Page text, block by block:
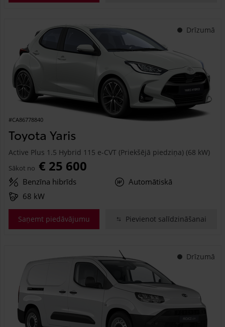
Drīzumā
#CA86778840
Toyota Yaris
Active Plus 1.5 Hybrid 115 e-CVT (Priekšējā piedziņa) (68 kW)
Sākot no € 25 600
Benzīna hibrīds
Automātiskā
68 kW
Saņemt piedāvājumu Pievienot salīdzināšanai
Drīzumā